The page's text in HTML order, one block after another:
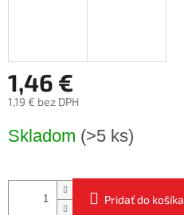
1,46 €
1,19 € bez DPH
cena:
Skladom (>5 ks)
Pridať do košíka